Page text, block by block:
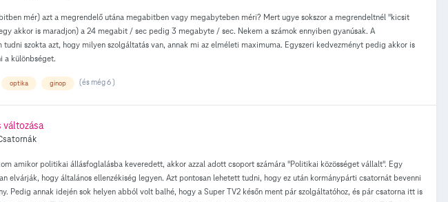
mér) azt a megrendelő utána megabitben vagy megabyteben méri? Mert ugye sokszor a megrendeltnél "kicsit
akkor is maradjon) a 24 megabit / sec pedig 3 megabyte / sec. Nekem a számok ennyiben gyanúsak. A
tudni szokta azt, hogy milyen szolgáltatás van, annak mi az elméleti maximuma. Egyszeri kedvezményt pedig akkor is
a különbséget.
optika ginop (és még 6 )
változása
amikor politikai állásfoglalásba keveredett, akkor azzal adott csoport számára "Politikai közösséget vállalt". Egy
elvárják, hogy általános ellenzékiség legyen. Azt pontosan lehetett tudni, hogy ez után kormánypárti csatornát bevenni
Pedig annak idején sok helyen abból volt balhé, hogy a Super TV2 későn ment pár szolgáltatóhoz, és pár csatorna itt is